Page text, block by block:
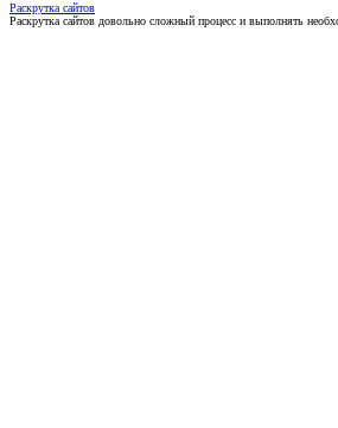
Раскрутка сайтов
Раскрутка сайтов довольно сложный процесс и выполнять